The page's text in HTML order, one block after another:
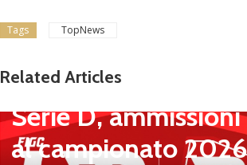
Tags TopNews
Related Articles
Serie D, ammissioni
al campionato